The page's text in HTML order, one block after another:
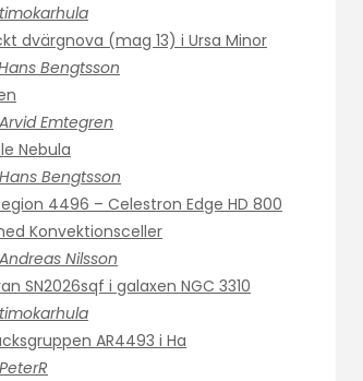
timokarhula
dvärgnova (mag 13) i Ursa Minor
Bengtsson
Arvid Emtegren
Nebula
Hans Bengtsson
4496 – Celestron Edge HD 800
Konvektionsceller
Andreas Nilsson
SN2026sqf i galaxen NGC 3310
timokarhula
AR4493 i Ha
PeterR